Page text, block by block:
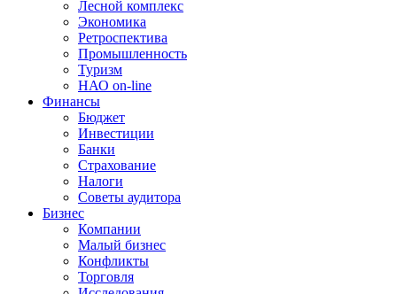
Лесной комплекс
Экономика
Ретроспектива
Промышленность
Туризм
НАО on-line
Финансы
Бюджет
Инвестиции
Банки
Страхование
Налоги
Советы аудитора
Бизнес
Компании
Малый бизнес
Конфликты
Торговля